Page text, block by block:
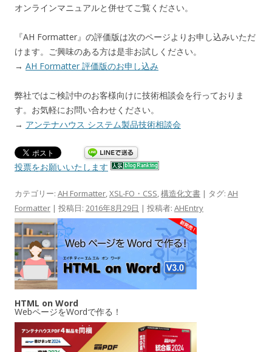
オンラインマニュアルと併せてご覧ください。
『AH Formatter』の評価版は次のページよりお申し込みいただ
けます。ご興味のある方は是非お試しください。
→ AH Formatter 評価版のお申し込み
弊社ではご検討中のお客様向けに技術相談会を行っておりま
す。お気軽にお問い合わせください。
→ アンテナハウス システム製品技術相談会
投票をお願いいたします
カテゴリー: AH Formatter,XSL-FO・CSS,構造化文書 | タグ: AH
Formatter | 投稿日: 2016年8月29日 | 投稿者: AHEntry
HTML on Word
WebページをWordで作る！